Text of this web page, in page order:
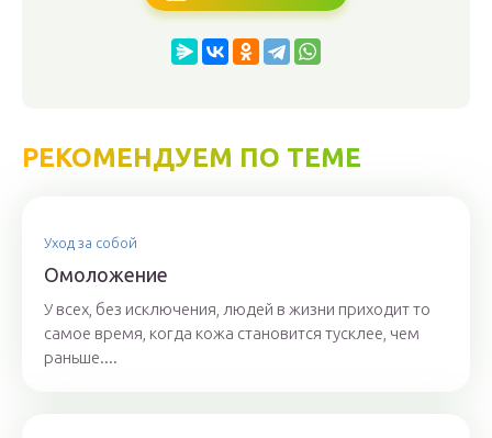
РЕКОМЕНДУЕМ ПО ТЕМЕ
Уход за собой
Омоложение
У всех, без исключения, людей в жизни приходит то
самое время, когда кожа становится тусклее, чем
раньше....